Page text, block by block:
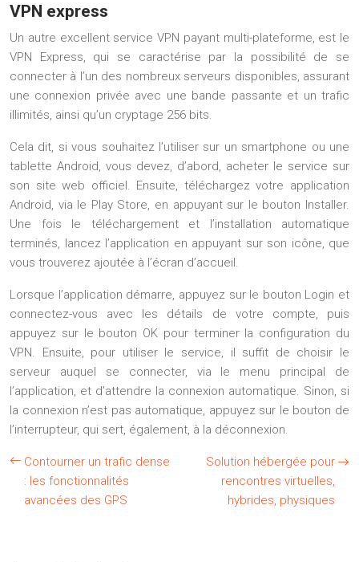
VPN express
Un autre excellent service VPN payant multi-plateforme, est le
VPN Express, qui se caractérise par la possibilité de se
connecter à l’un des nombreux serveurs disponibles, assurant
une connexion privée avec une bande passante et un trafic
illimités, ainsi qu’un cryptage 256 bits.
Cela dit, si vous souhaitez l’utiliser sur un smartphone ou une
tablette Android, vous devez, d’abord, acheter le service sur
son site web officiel. Ensuite, téléchargez votre application
Android, via le Play Store, en appuyant sur le bouton Installer.
Une fois le téléchargement et l’installation automatique
terminés, lancez l’application en appuyant sur son icône, que
vous trouverez ajoutée à l’écran d’accueil.
Lorsque l’application démarre, appuyez sur le bouton Login et
connectez-vous avec les détails de votre compte, puis
appuyez sur le bouton OK pour terminer la configuration du
VPN. Ensuite, pour utiliser le service, il suffit de choisir le
serveur auquel se connecter, via le menu principal de
l’application, et d’attendre la connexion automatique. Sinon, si
la connexion n’est pas automatique, appuyez sur le bouton de
l’interrupteur, qui sert, également, à la déconnexion.
Contourner un trafic dense
: les fonctionnalités
avancées des GPS
Solution hébergée pour
rencontres virtuelles,
hybrides, physiques